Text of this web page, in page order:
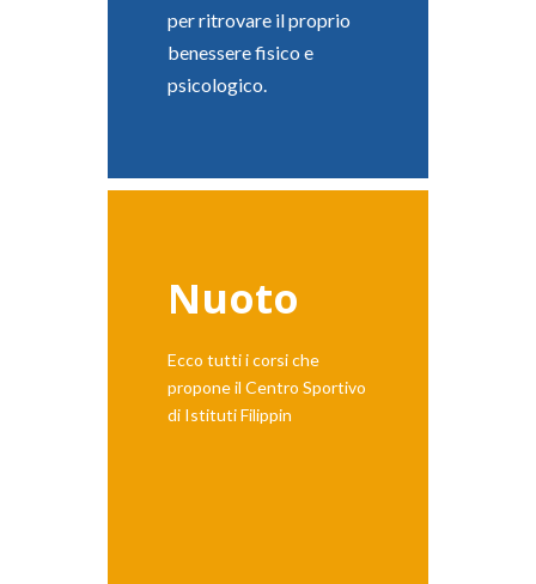
per ritrovare il proprio
benessere fisico e
psicologico.
Nuoto
Ecco tutti i corsi che
propone il Centro Sportivo
di Istituti Filippin